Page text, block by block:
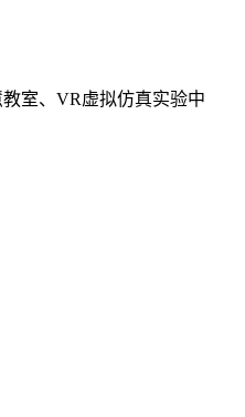
室、VR虚拟仿真实验中